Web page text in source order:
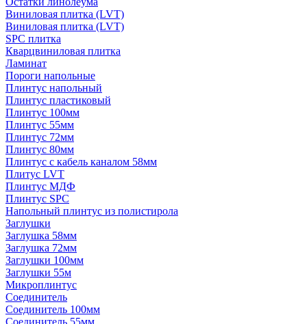
Виниловая плитка (LVT)
Виниловая плитка (LVT)
SPC плитка
Кварцвиниловая плитка
Ламинат
Пороги напольные
Плинтус напольный
Плинтус пластиковый
Плинтус 100мм
Плинтус 55мм
Плинтус 72мм
Плинтус 80мм
Плинтус с кабель каналом 58мм
Плитус LVT
Плинтус МДФ
Плинтус SPC
Напольный плинтус из полистирола
Заглушки
Заглушка 58мм
Заглушка 72мм
Заглушки 100мм
Заглушки 55м
Микроплинтус
Соединитель
Соединитель 100мм
Соединитель 55мм